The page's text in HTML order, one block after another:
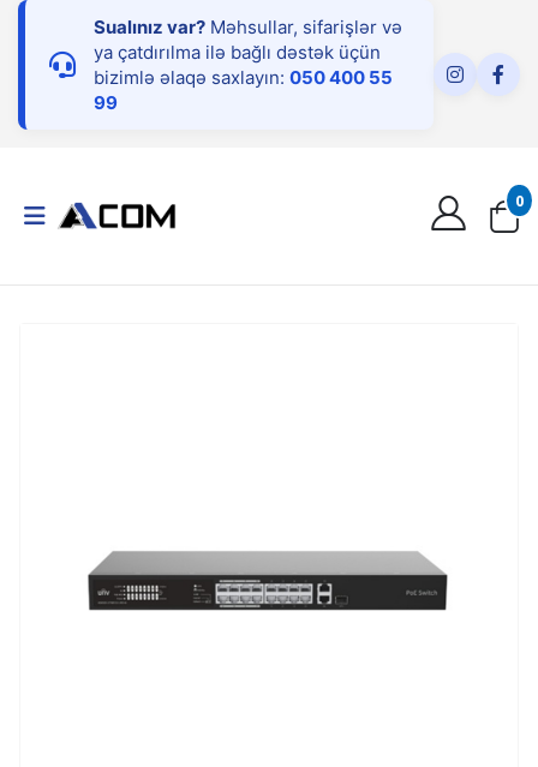
Sualınız var? Məhsullar, sifarişlər və
ya çatdırılma ilə bağlı dəstək üçün
bizimlə əlaqə saxlayın: 050 400 55
99
0